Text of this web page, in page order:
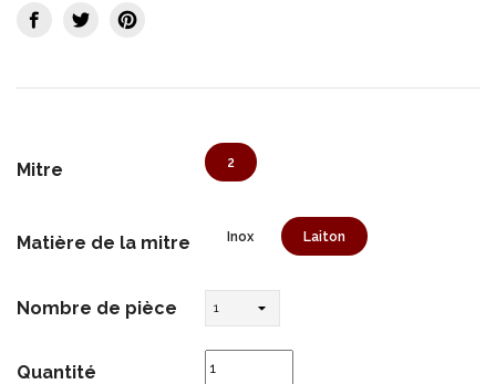
Mitre 2
Matière de la mitre Inox Laiton
Nombre de pièce
Quantité